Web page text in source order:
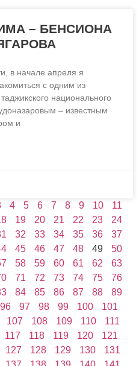
– БЕНСИОНА
в начале апреля я
с одним из
национального
– известным
и
4 5 6 7 8 9 10
11
19 20 21 22 23
24
32 33 34 35 36
37
45 46 47 48 49
50
58 59 60 61 62
63
71 72 73 74 75
76
84 85 86 87 88
89
96 97 98 99 100
101
107 108 109 110
111
117 118 119 120
121
127 128 129 130
131